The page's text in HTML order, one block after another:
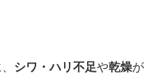
シワ・ハリ不足や乾燥